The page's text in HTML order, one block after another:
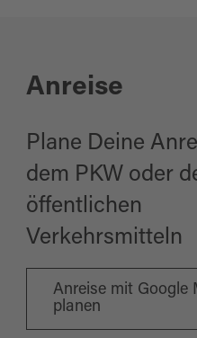
Anreise
Plane Deine
dem PKW oder
öffentlichen
Verkehrsmitteln
Anreise mit Google
planen